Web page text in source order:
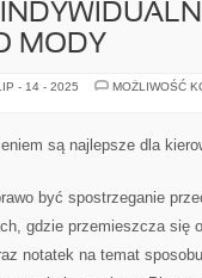
MODY
- 14 - 2025
MOŻLIWOŚĆ
są najlepsze dla
być spostrzeganie
gdzie przemieszcza się
notatek na temat